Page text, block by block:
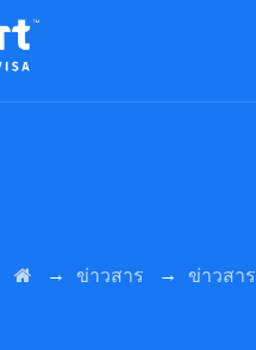
→ ข่าวสาร → ข่าวสาร